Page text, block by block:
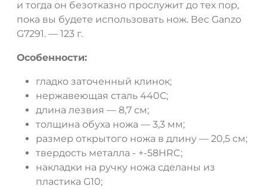
и тогда он безотказно прослужит до тех пор,
пока вы будете использовать нож. Вес Ganzo
G7291. — 123 г.
Особенности:
гладко заточенный клинок;
нержавеющая сталь 440С;
длина лезвия — 8,7 см;
толщина обуха ножа — 3,3 мм;
размер открытого ножа в длину — 20,5 см;
твердость металла - +-58HRC;
накладки на ручку ножа сделаны из
пластика G10;